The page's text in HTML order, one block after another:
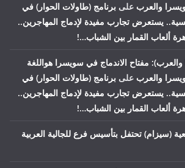
والعرب على برنامج (طاولات الحوار) في
يستعرض تجارب مفيدة لإدماج المهاجرين..
ألعاب القمار بين الشباب…!
مفتاح الاندماج في سويسرا هواللغة
والعرب على برنامج (طاولات الحوار) في
يستعرض تجارب مفيدة لإدماج المهاجرين..
ألعاب القمار بين الشباب…!
(سيزام) تحتفل بتأسيس فرع للجالية العربية